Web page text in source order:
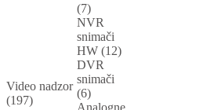
Video nadzor
(197)
(7)
NVR
snimači
HW (12)
DVR
snimači
(6)